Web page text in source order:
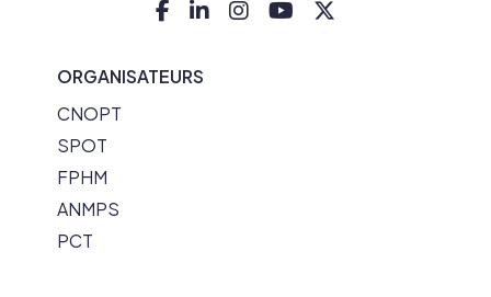
ORGANISATEURS
CNOPT
SPOT
FPHM
ANMPS
PCT